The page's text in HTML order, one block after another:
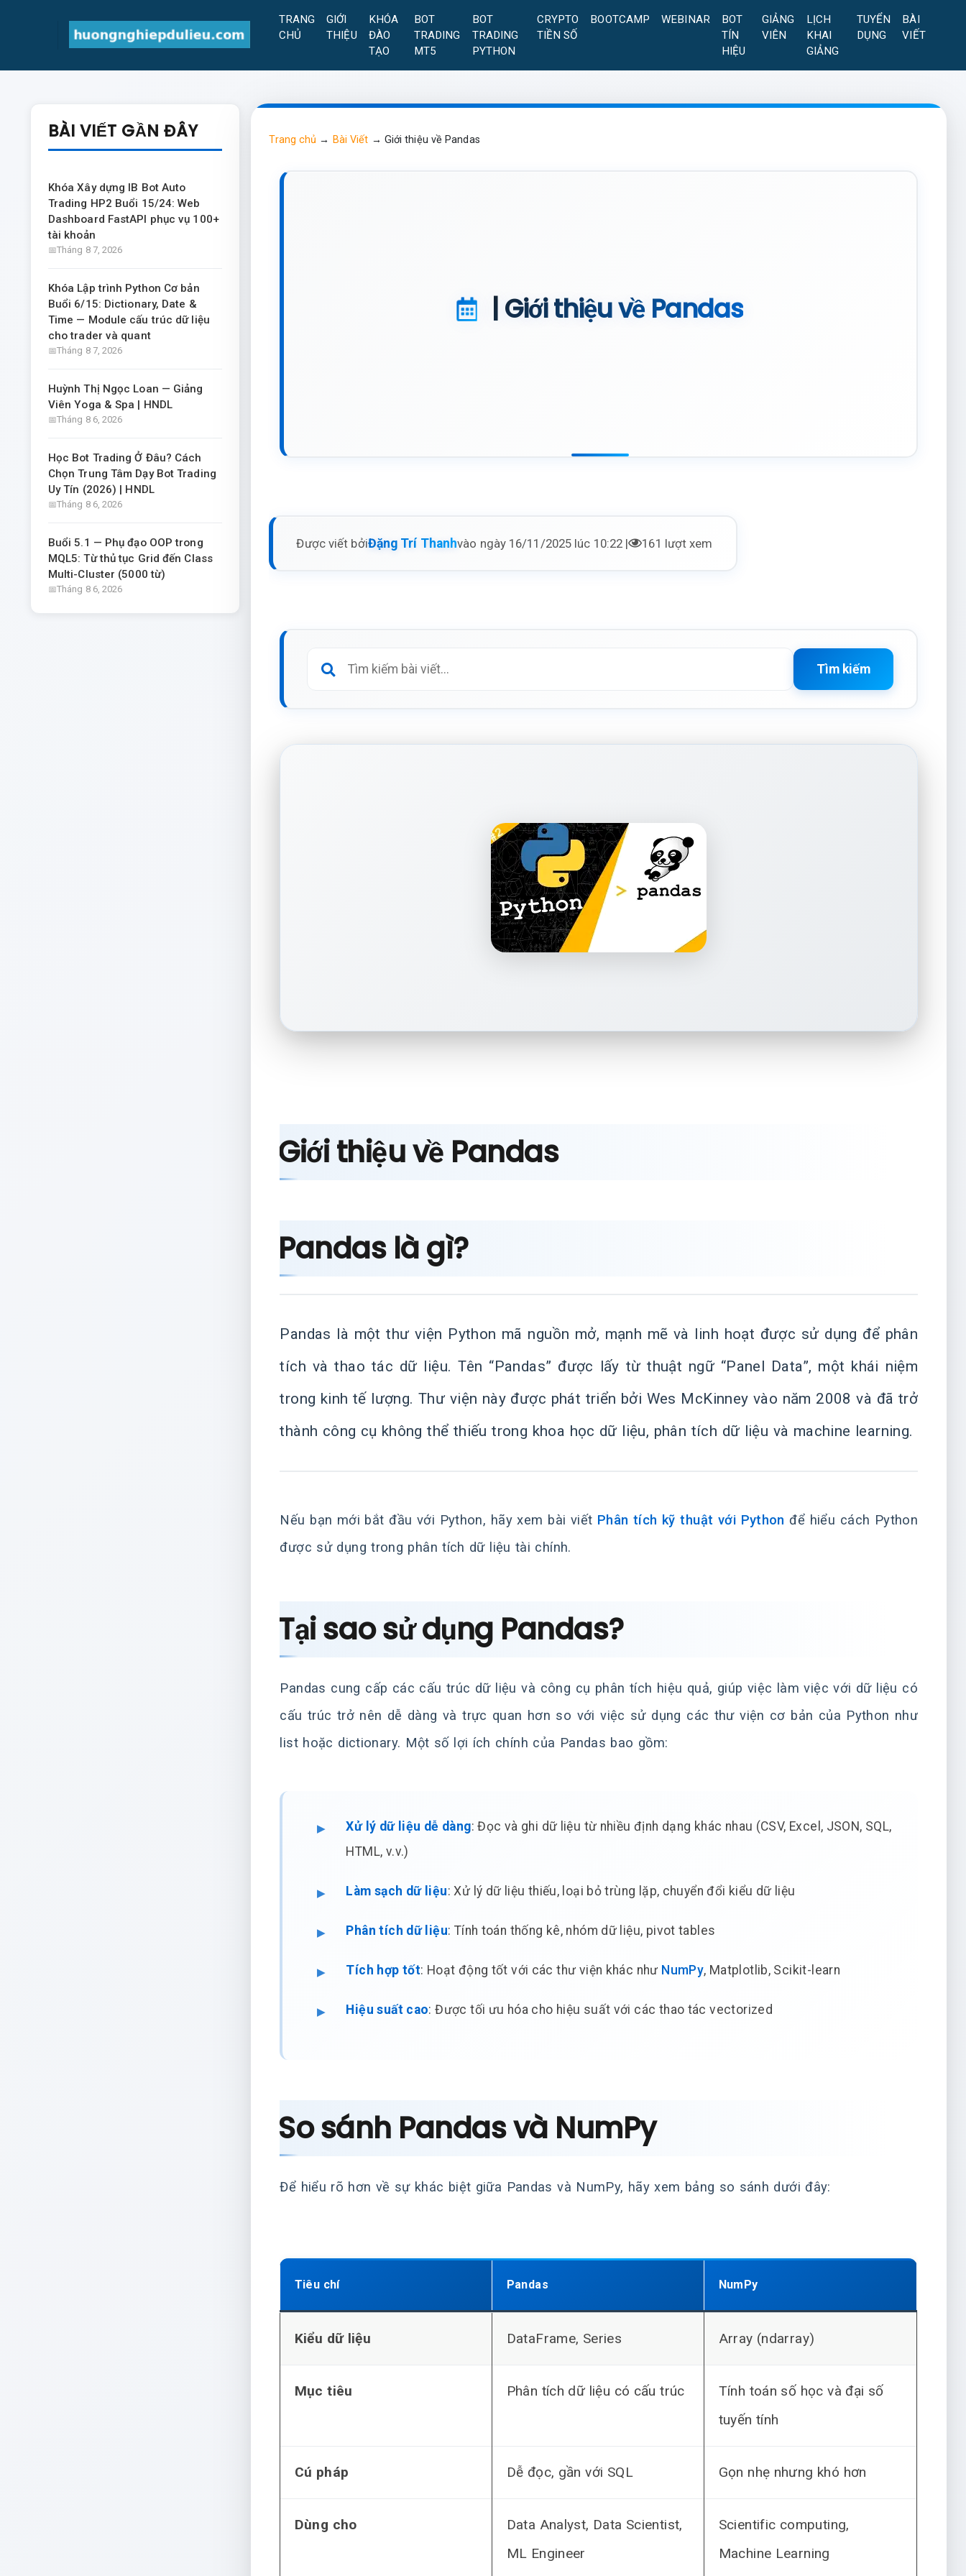
TRANG
CHỦ
GIỚI
THIỆU
KHÓA
ĐÀO
TẠO
BOT
TRADING
MT5
BOT
TRADING
PYTHON
CRYPTO
TIỀN SỐ
BOOTCAMP WEBINAR
BOT
TÍN
HIỆU
GIẢNG
VIÊN
LỊCH
KHAI
GIẢNG
TUYỂN
DỤNG
BÀI
VIẾT
BÀI VIẾT GẦN ĐÂY
Khóa Xây dựng IB Bot Auto
Trading HP2 Buổi 15/24: Web
Dashboard FastAPI phục vụ 100+
tài khoản
Tháng 8 7, 2026
Khóa Lập trình Python Cơ bản
Buổi 6/15: Dictionary, Date &
Time — Module cấu trúc dữ liệu
cho trader và quant
Tháng 8 7, 2026
Huỳnh Thị Ngọc Loan — Giảng
Viên Yoga & Spa | HNDL
Tháng 8 6, 2026
Học Bot Trading Ở Đâu? Cách
Chọn Trung Tâm Dạy Bot Trading
Uy Tín (2026) | HNDL
Tháng 8 6, 2026
Buổi 5.1 — Phụ đạo OOP trong
MQL5: Từ thủ tục Grid đến Class
Multi-Cluster (5000 từ)
Tháng 8 6, 2026
Trang chủ → Bài Viết → Giới thiệu về Pandas
| Giới thiệu về Pandas
Được viết bởiĐặng Trí Thanhvào ngày 16/11/2025 lúc 10:22 | 161 lượt xem
Tìm kiếm
Giới thiệu về Pandas
Pandas là gì?
Pandas là một thư viện Python mã nguồn mở, mạnh mẽ và linh hoạt được sử dụng để phân
tích và thao tác dữ liệu. Tên “Pandas” được lấy từ thuật ngữ “Panel Data”, một khái niệm
trong kinh tế lượng. Thư viện này được phát triển bởi Wes McKinney vào năm 2008 và đã trở
thành công cụ không thể thiếu trong khoa học dữ liệu, phân tích dữ liệu và machine learning.
Nếu bạn mới bắt đầu với Python, hãy xem bài viết Phân tích kỹ thuật với Python để hiểu cách Python
được sử dụng trong phân tích dữ liệu tài chính.
Tại sao sử dụng Pandas?
Pandas cung cấp các cấu trúc dữ liệu và công cụ phân tích hiệu quả, giúp việc làm việc với dữ liệu có
cấu trúc trở nên dễ dàng và trực quan hơn so với việc sử dụng các thư viện cơ bản của Python như
list hoặc dictionary. Một số lợi ích chính của Pandas bao gồm:
Xử lý dữ liệu dễ dàng: Đọc và ghi dữ liệu từ nhiều định dạng khác nhau (CSV, Excel, JSON, SQL,
HTML, v.v.)
Làm sạch dữ liệu: Xử lý dữ liệu thiếu, loại bỏ trùng lặp, chuyển đổi kiểu dữ liệu
Phân tích dữ liệu: Tính toán thống kê, nhóm dữ liệu, pivot tables
Tích hợp tốt: Hoạt động tốt với các thư viện khác như NumPy, Matplotlib, Scikit-learn
Hiệu suất cao: Được tối ưu hóa cho hiệu suất với các thao tác vectorized
So sánh Pandas và NumPy
Để hiểu rõ hơn về sự khác biệt giữa Pandas và NumPy, hãy xem bảng so sánh dưới đây:
Tiêu chí Pandas NumPy
Kiểu dữ liệu DataFrame, Series Array (ndarray)
Mục tiêu Phân tích dữ liệu có cấu trúc
Tính toán số học và đại số
tuyến tính
Cú pháp Dễ đọc, gần với SQL Gọn nhẹ nhưng khó hơn
Dùng cho
Data Analyst, Data Scientist,
ML Engineer
Scientific computing,
Machine Learning